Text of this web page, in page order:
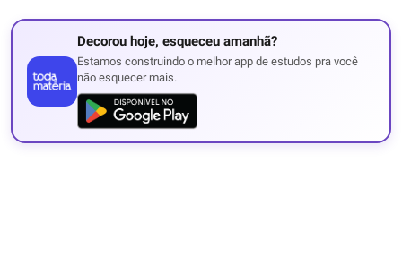
Decorou hoje, esqueceu amanhã?
Estamos construindo o melhor app de estudos pra você
não esquecer mais.